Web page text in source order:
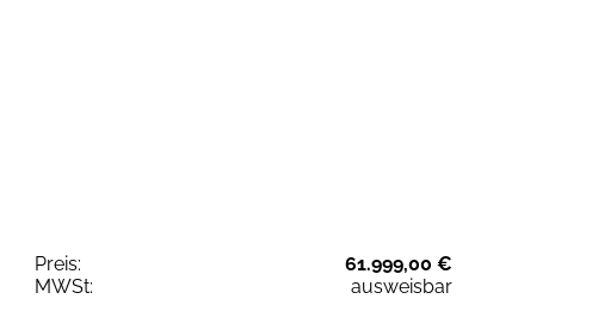
Preis:
61.999,00 €
MWSt:
ausweisbar